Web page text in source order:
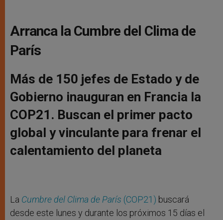
Arranca la Cumbre del Clima de
París
Más de 150 jefes de Estado y de
Gobierno inauguran en Francia la
COP21. Buscan el primer pacto
global y vinculante para frenar el
calentamiento del planeta
La Cumbre del Clima de París (COP21) buscará
desde este lunes y durante los próximos 15 días el